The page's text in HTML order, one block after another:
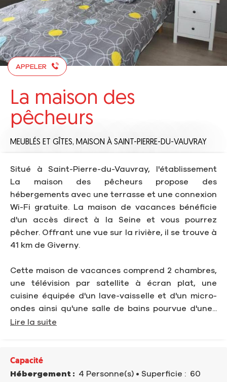
APPELER
La maison des
pêcheurs
MEUBLÉS ET GÎTES, MAISON À SAINT-PIERRE-DU-VAUVRAY
Situé à Saint-Pierre-du-Vauvray, l'établissement
La maison des pêcheurs propose des
hébergements avec une terrasse et une connexion
Wi-Fi gratuite. La maison de vacances bénéficie
d'un accès direct à la Seine et vous pourrez
pêcher. Offrant une vue sur la rivière, il se trouve à
41 km de Giverny.
Cette maison de vacances comprend 2 chambres,
une télévision par satellite à écran plat, une
cuisine équipée d'un lave-vaisselle et d'un micro-
ondes ainsi qu'une salle de bains pourvue d'une...
Lire la suite
Capacité
Hébergement : 4 Personne(s) • Superficie : 60